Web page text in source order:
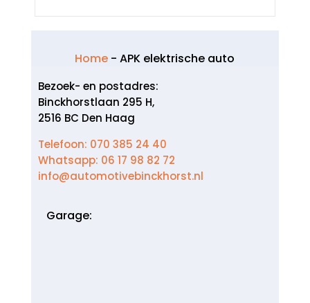
Home -APK elektrische auto
Bezoek- en postadres:
Binckhorstlaan 295 H,
2516 BC Den Haag
Telefoon: 070 385 24 40
Whatsapp: 06 17 98 82 72
info@automotivebinckhorst.nl
Garage: